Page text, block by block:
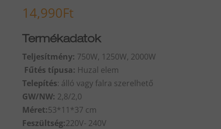
14,990Ft
Termékadatok
Teljesítmény: 750W, 1250W, 2000W
Fűtés típusa: Huzal elem
Telepítés: álló vagy falra szerelhető
GW/NW: 2,8/2,0
Méret:53*11*37 cm
Feszültség:220V- 240V